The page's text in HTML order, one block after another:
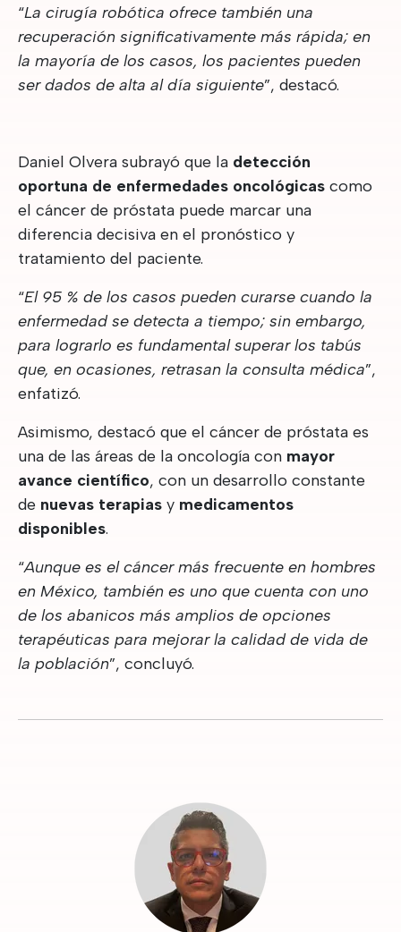
“La cirugía robótica ofrece también una
recuperación significativamente más rápida; en
la mayoría de los casos, los pacientes pueden
ser dados de alta al día siguiente”, destacó.
Daniel Olvera subrayó que la detección
oportuna de enfermedades oncológicas como
el cáncer de próstata puede marcar una
diferencia decisiva en el pronóstico y
tratamiento del paciente.
“El 95 % de los casos pueden curarse cuando la
enfermedad se detecta a tiempo; sin embargo,
para lograrlo es fundamental superar los tabús
que, en ocasiones, retrasan la consulta médica”,
enfatizó.
Asimismo, destacó que el cáncer de próstata es
una de las áreas de la oncología con mayor
avance científico, con un desarrollo constante
de nuevas terapias y medicamentos
disponibles.
“Aunque es el cáncer más frecuente en hombres
en México, también es uno que cuenta con uno
de los abanicos más amplios de opciones
terapéuticas para mejorar la calidad de vida de
la población”, concluyó.